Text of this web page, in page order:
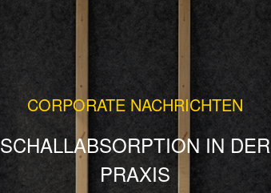
CORPORATE NACHRICHTEN
SCHALLABSORPTION IN DER
PRAXIS